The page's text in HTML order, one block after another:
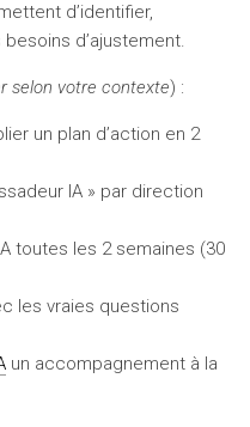
d’identifier,
d’ajustement.
selon votre contexte) :
un plan d’action en 2
IA » par direction
toutes les 2 semaines (30
les vraies questions
un accompagnement à la